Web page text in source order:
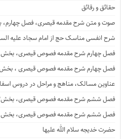
حقائق و رقائق
صوت و متن شرح مقدمه قیصری، فصل
شرح انفسی مناسک حج از امام سجاد علیه
فصل چهارم شرح مقدمه فصوص قیصری،
فصل چهارم شرح مقدمه فصوص قیصری ،
عناوین مسالک، مناهج و مراحل در دروس
فصل ششم شرح مقدمه فصوص قیصری، بخش۳
فصل ششم شرح مقدمه فصوص قیصری، بخش
حضرت خدیجه سلام الله علیها